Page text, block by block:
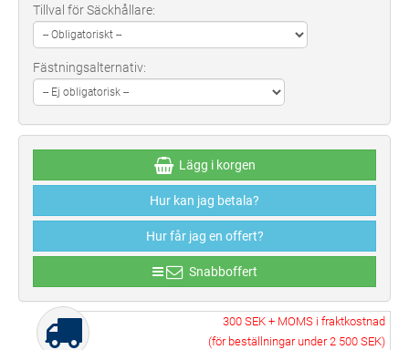
Lägg i korgen
Hur kan jag betala?
Hur får jag en offert?
Snabboffert
Tillval för Säckhållare:
Fästningsalternativ:
300 SEK + MOMS i fraktkostnad
(för beställningar under2 500 SEK)